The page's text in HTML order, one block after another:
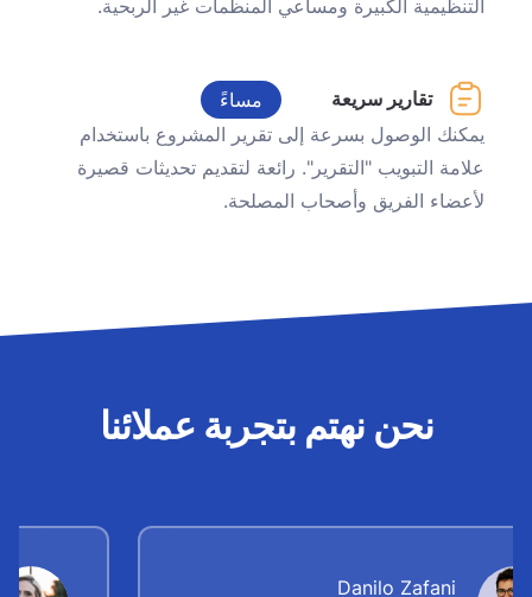
التنظيمية الكبيرة ومساعي المنظمات غير الربحية.
تقارير سريعة
مساءً
يمكنك الوصول بسرعة إلى تقرير المشروع باستخدام
علامة التبويب "التقرير". رائعة لتقديم تحديثات قصيرة
لأعضاء الفريق وأصحاب المصلحة.
نحن نهتم بتجربة عملائنا
Danilo Zafani